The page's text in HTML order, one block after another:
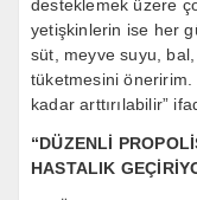
desteklemek üzere
yetişkinlerin ise her
süt, meyve suyu,
tüketmesini
kadar arttırılabilir”
“DÜZENLİ
HASTALIK